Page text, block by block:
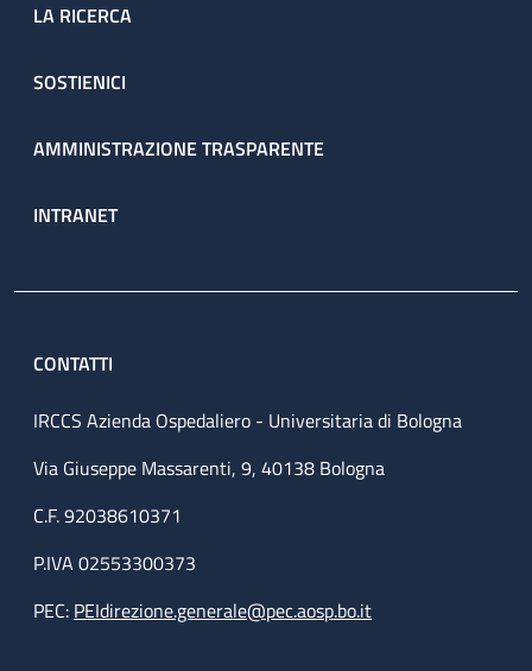
LA RICERCA
SOSTIENICI
AMMINISTRAZIONE TRASPARENTE
INTRANET
CONTATTI
IRCCS Azienda Ospedaliero - Universitaria di Bologna
Via Giuseppe Massarenti, 9, 40138 Bologna
C.F. 92038610371
P.IVA 02553300373
PEC: PEIdirezione.generale@pec.aosp.bo.it